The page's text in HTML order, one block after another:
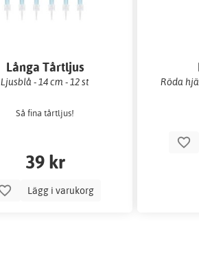
Långa Tårtljus
Ljusblå - 14 cm - 12 st
Så fina tårtljus!
39 kr
Lägg i varukorg
Röda